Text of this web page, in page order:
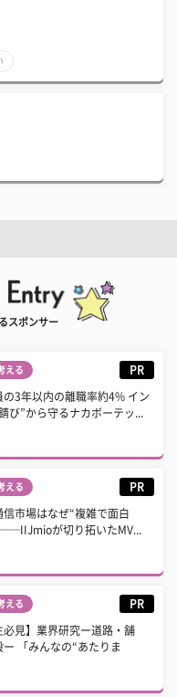
スポンサー
える PR
の3年以内の離職率約4% イン
び”から守るナカボーテッ...
える PR
信市場はなぜ“複雑で面白
が切り拓いたMV...
える PR
必見】業界研究ー道路・舗
ー 「みんなの“あたりま